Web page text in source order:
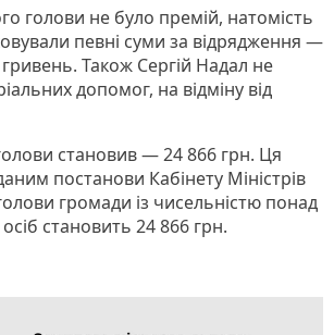
голови не було премій, натомість
певні суми за відрядження —
гривень. Також Сергій Надал не
допомог, на відміну від
становив — 24 866 грн. Ця
постанови Кабінету Міністрів
громади із чисельністю понад
становить 24 866 грн.